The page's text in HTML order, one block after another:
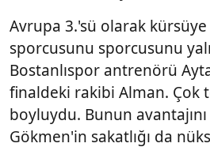
Avrupa 3.'sü olarak kürsüye
sporcusunu sporcusunu
Bostanlıspor antrenörü
finaldeki rakibi Alman. Çok
boyluydu. Bunun avantajını
Gökmen'in sakatlığı da